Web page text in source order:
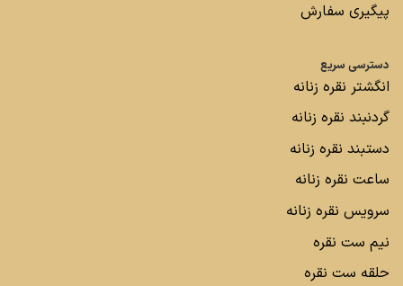
پیگیری سفارش
دسترسی سریع
انگشتر نقره زنانه
گردنبند نقره زنانه
دستبند نقره زنانه
ساعت نقره زنانه
سرویس نقره زنانه
نیم ست نقره
حلقه ست نقره